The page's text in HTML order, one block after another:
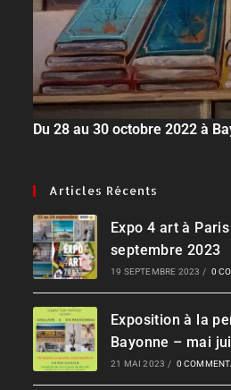
Du 28 au 30 octobre 2022 à
Articles Récents
Expo 4 art à
septembre 2023
19 SEPTEMBRE 2023 / 0
Exposition à la
Bayonne – mai
21 MAI 2023 / 0